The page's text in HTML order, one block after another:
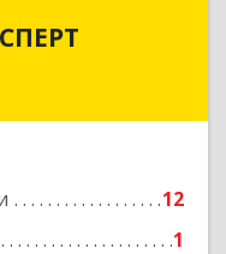
12
1
ЭКСПЕРТ
Новошахтинск г,